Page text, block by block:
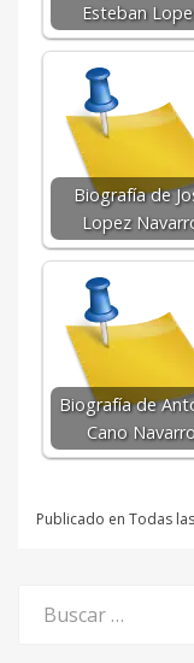
Esteban
Biografía de
Lopez
Biografía de
Cano
Publicado en Todas
por: